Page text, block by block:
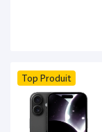
Top Produit